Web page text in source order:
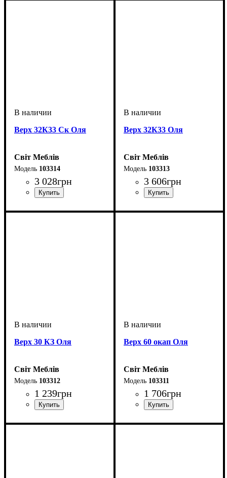
Верх 32К33 Ск Оля
Світ Меблів
103314
3 028грн
Верх 32К33 Оля
Світ Меблів
103313
3 606грн
Верх 30 КЗ Оля
Світ Меблів
103312
1 239грн
Верх 60 окап Оля
Світ Меблів
103311
1 706грн